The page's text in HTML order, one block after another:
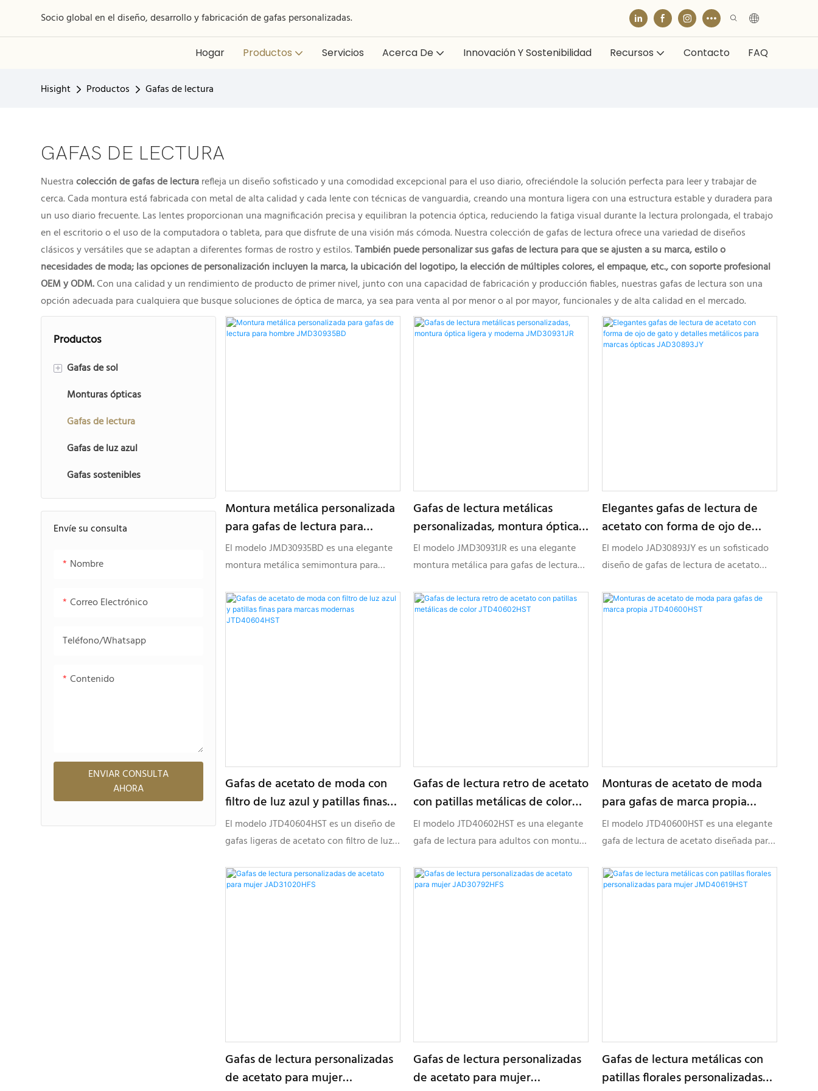
Socio global en el diseño, desarrollo y fabricación de gafas personalizadas.
Hogar Productos Servicios Acerca De Innovación Y Sostenibilidad Recursos Contacto FAQ
Hisight Productos Gafas de lectura
GAFAS DE LECTURA
Nuestracolección de gafas de lecturarefleja un diseño sofisticado y una comodidad excepcional para el uso diario, ofreciéndole la solución perfecta para leer y trabajar de
cerca. Cada montura está fabricada con metal de alta calidad y cada lente con técnicas de vanguardia, creando una montura ligera con una estructura estable y duradera para
un uso diario frecuente. Las lentes proporcionan una magnificación precisa y equilibran la potencia óptica, reduciendo la fatiga visual durante la lectura prolongada, el trabajo
en el escritorio o el uso de la computadora o tableta, para que disfrute de una visión más cómoda. Nuestra colección de gafas de lectura ofrece una variedad de diseños
clásicos y versátiles que se adaptan a diferentes formas de rostro y estilos.También puede personalizar sus gafas de lectura para que se ajusten a su marca, estilo o
necesidades de moda; las opciones de personalización incluyen la marca, la ubicación del logotipo, la elección de múltiples colores, el empaque, etc., con soporte profesional
OEM y ODM.Con una calidad y un rendimiento de producto de primer nivel, junto con una capacidad de fabricación y producción fiables, nuestras gafas de lectura son una
opción adecuada para cualquiera que busque soluciones de óptica de marca, ya sea para venta al por menor o al por mayor, funcionales y de alta calidad en el mercado.
Productos
+ Gafas de sol
Gafas de sol inyectadas
Gafas de sol de acetato
Gafas de sol metálicas
Gafas de sol deportivas
Gafas de sol para niños
Gafas de sol TR90
Monturas ópticas
Gafas de lectura
Gafas de luz azul
Gafas sostenibles
Envíe su consulta
Nombre
Correo Electrónico
Teléfono/whatsapp
Contenido
ENVIAR CONSULTA
AHORA
Montura metálica personalizada
para gafas de lectura para
hombre JMD30935BD
El modelo JMD30935BD es una elegante
montura metálica semimontura para
texturizado, construcción ligera y
opciones de color personalizables para
Gafas de lectura metálicas
personalizadas, montura óptica
ligera y moderna JMD30931JR
El modelo JMD30931JR es una elegante
montura metálica para gafas de lectura
presenta una forma redonda y ligera,
elegantes acabados de color y detalles
Elegantes gafas de lectura de
acetato con forma de ojo de
gato y detalles metálicos para
marcas ópticas JAD30893JY
El modelo JAD30893JY es un sofisticado
diseño de gafas de lectura de acetato
detalles metálicos decorativos y ricas
combinaciones de colores, ideal para
Gafas de acetato de moda con
filtro de luz azul y patillas finas
para marcas modernas
JTD40604HST
El modelo JTD40604HST es un diseño de
gafas ligeras de acetato con filtro de luz
delgadas y combinaciones de colores
vivos, desarrollado para marcas de moda
Gafas de lectura retro de acetato
con patillas metálicas de color
JTD40602HST
El modelo JTD40602HST es una elegante
gafa de lectura para adultos con montura
patillas metálicas ligeras y coloridas,
diseñada para marcas que buscan
Monturas de acetato de moda
para gafas de marca propia
JTD40600HST
El modelo JTD40600HST es una elegante
gafa de lectura de acetato diseñada para
colecciones personalizadas para personas
con presbicia, que ofrezcan comodidad,
Gafas de lectura personalizadas
de acetato para mujer
Gafas de lectura personalizadas
de acetato para mujer
Gafas de lectura metálicas con
patillas florales personalizadas